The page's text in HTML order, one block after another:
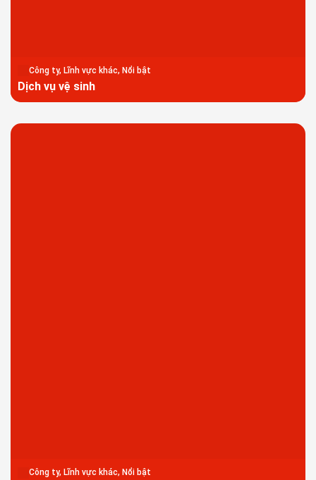
Công ty, Lĩnh vực khác, Nổi bật
Dịch vụ vệ sinh
Công ty, Lĩnh vực khác, Nổi bật